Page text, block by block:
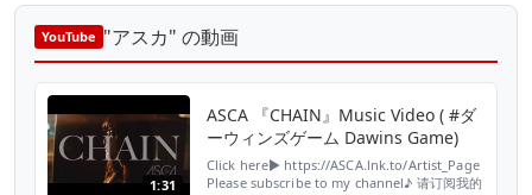
YouTube "アスカ" の動画
1:31
ASCA 『CHAIN』Music Video ( #ダ
ーウィンズゲーム Dawins Game)
Click here▶ https://ASCA.lnk.to/Artist_Page
Please subscribe to my channel♪ 请订阅我的